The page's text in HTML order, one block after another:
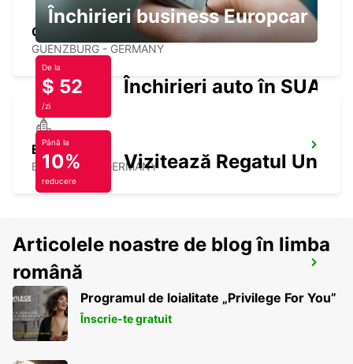
GUENZBURG
GUENZBURG - GERMANY
ESSLINGEN
ESSLINGEN - GERMANY
WAIBLINGEN
WAIBLINGEN - GERMANY
Închirieri business Europcar
De la
$ 52
/zi
Închirieri auto în SUA
Până la
10%
reducere
Vizitează Regatul Unit
Articolele noastre de blog în limba
română
Programul de loialitate „Privilege For You”
Înscrie-te gratuit